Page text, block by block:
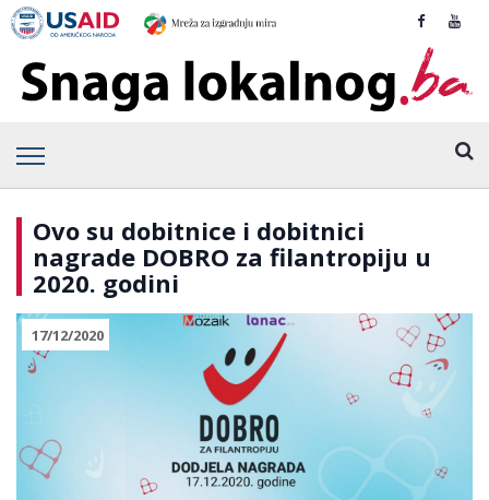
Ovo su dobitnice i dobitnici
nagrade DOBRO za filantropiju u
2020. godini
17/12/2020